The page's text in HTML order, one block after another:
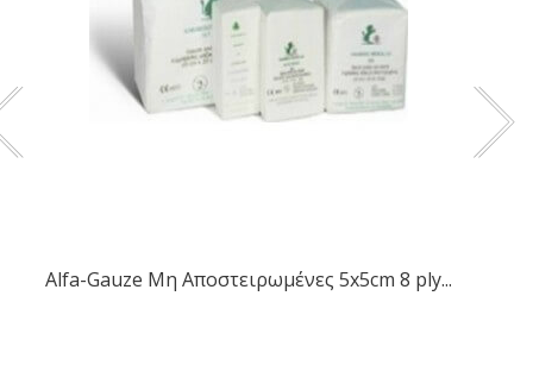
Alfa-Gauze Μη Αποστειρωμένες 5x5cm 8 ply...